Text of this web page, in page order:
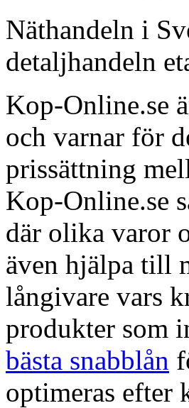
Näthandeln i
detaljhandeln
Kop-Online.se
och varnar för
prissättning
Kop-Online.se
där olika varor
även hjälpa till
långivare vars
produkter som
bästa snabblån
optimeras efter